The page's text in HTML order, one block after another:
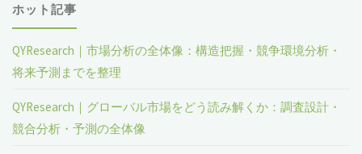
ホット記事
QYResearch｜市場分析の全体像：構造把握・競争環境分析・
将来予測までを整理
QYResearch｜グローバル市場をどう読み解くか：調査設計・
競合分析・予測の全体像